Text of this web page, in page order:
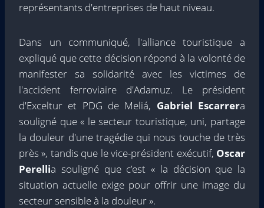
représentants d'entreprises de haut niveau.
Dans un communiqué, l'alliance touristique a
expliqué que cette décision répond à la volonté de
manifester sa solidarité avec les victimes de
l'accident ferroviaire d'Adamuz. Le président
d'Exceltur et PDG de Meliá, Gabriel Escarrera
souligné que « le secteur touristique, uni, partage
la douleur d'une tragédie qui nous touche de très
près », tandis que le vice-président exécutif, Oscar
Perellia souligné que c’est « la décision que la
situation actuelle exige pour offrir une image du
secteur sensible à la douleur ».